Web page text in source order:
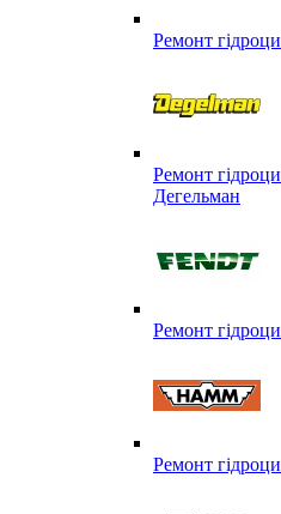
Ремонт
Ремонт
Дегельман
Ремонт
Ремонт